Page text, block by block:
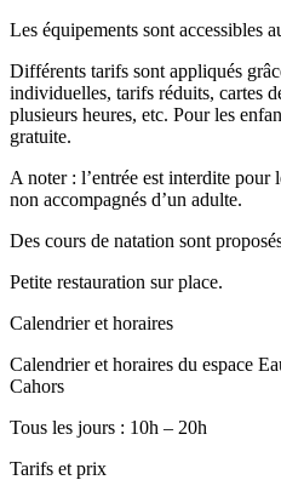
Les équipements sont accessibles
Différents tarifs sont appliqués
individuelles, tarifs réduits, cartes
plusieurs heures, etc. Pour les
gratuite.
A noter : l’entrée est interdite pour
non accompagnés d’un adulte.
Des cours de natation sont
Petite restauration sur place.
Calendrier et horaires
Calendrier et horaires du espace
Cahors
Tous les jours : 10h – 20h
Tarifs et prix